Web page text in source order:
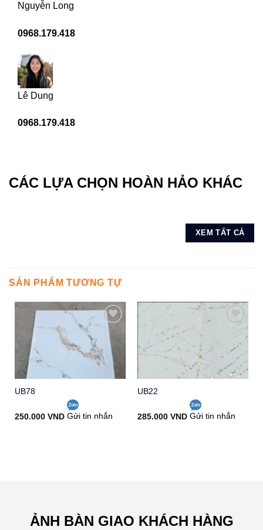
Nguyễn Long
0968.179.418
Lê Dung
0968.179.418
CÁC LỰA CHỌN HOÀN HẢO KHÁC
XEM TẤT CẢ
SẢN PHẨM TƯƠNG TỰ
Add to
wishlist
UB78
250.000 VND Gửi tin nhắn
Add to
wishlist
UB22
285.000 VND Gửi tin nhắn
ẢNH BÀN GIAO KHÁCH HÀNG